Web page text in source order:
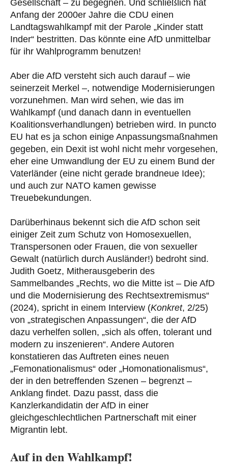
Gesellschaft – zu begegnen. Und schließlich hat
Anfang der 2000er Jahre die CDU einen
Landtagswahlkampf mit der Parole „Kinder statt
Inder“ bestritten. Das könnte eine AfD unmittelbar
für ihr Wahlprogramm benutzen!
Aber die AfD versteht sich auch darauf – wie
seinerzeit Merkel –, notwendige Modernisierungen
vorzunehmen. Man wird sehen, wie das im
Wahlkampf (und danach dann in eventuellen
Koalitionsverhandlungen) betrieben wird. In puncto
EU hat es ja schon einige Anpassungsmaßnahmen
gegeben, ein Dexit ist wohl nicht mehr vorgesehen,
eher eine Umwandlung der EU zu einem Bund der
Vaterländer (eine nicht gerade brandneue Idee);
und auch zur NATO kamen gewisse
Treuebekundungen.
Darüberhinaus bekennt sich die AfD schon seit
einiger Zeit zum Schutz von Homosexuellen,
Transpersonen oder Frauen, die von sexueller
Gewalt (natürlich durch Ausländer!) bedroht sind.
Judith Goetz, Mitherausgeberin des
Sammelbandes „Rechts, wo die Mitte ist – Die AfD
und die Modernisierung des Rechtsextremismus“
(2024), spricht in einem Interview (Konkret, 2/25)
von „strategischen Anpassungen“, die der AfD
dazu verhelfen sollen, „sich als offen, tolerant und
modern zu inszenieren“. Andere Autoren
konstatieren das Auftreten eines neuen
„Femonationalismus“ oder „Homonationalismus“,
der in den betreffenden Szenen – begrenzt –
Anklang findet. Dazu passt, dass die
Kanzlerkandidatin der AfD in einer
gleichgeschlechtlichen Partnerschaft mit einer
Migrantin lebt.
Auf in den Wahlkampf!